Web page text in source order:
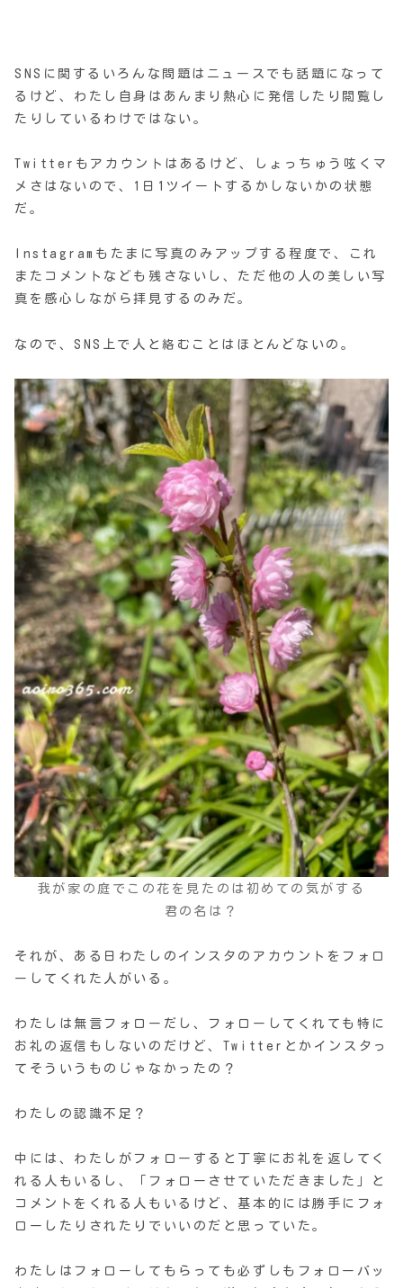
SNSに関するいろんな問題はニュースでも話題になって
るけど、わたし自身はあんまり熱心に発信したり閲覧し
たりしているわけではない。
Twitterもアカウントはあるけど、しょっちゅう呟くマ
メさはないので、1日1ツイートするかしないかの状態
だ。
Instagramもたまに写真のみアップする程度で、これ
またコメントなども残さないし、ただ他の人の美しい写
真を感心しながら拝見するのみだ。
なので、SNS上で人と絡むことはほとんどないの。
我が家の庭でこの花を見たのは初めての気がする
君の名は？
それが、ある日わたしのインスタのアカウントをフォロ
ーしてくれた人がいる。
わたしは無言フォローだし、フォローしてくれても特に
お礼の返信もしないのだけど、Twitterとかインスタっ
てそういうものじゃなかったの？
わたしの認識不足？
中には、わたしがフォローすると丁寧にお礼を返してく
れる人もいるし、「フォローさせていただきました」と
コメントをくれる人もいるけど、基本的には勝手にフォ
ローしたりされたりでいいのだと思っていた。
わたしはフォローしてもらっても必ずしもフォローバッ